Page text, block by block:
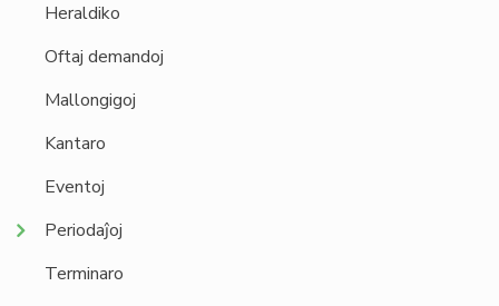
Heraldiko
Oftaj demandoj
Mallongigoj
Kantaro
Eventoj
Periodaĵoj
Terminaro